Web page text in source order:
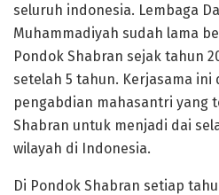
seluruh indonesia. Lembaga
Muhammadiyah sudah lama
Pondok Shabran sejak tahun
setelah 5 tahun. Kerjasama ini
pengabdian mahasantri yang
Shabran untuk menjadi dai
wilayah di Indonesia.
Di Pondok Shabran setiap